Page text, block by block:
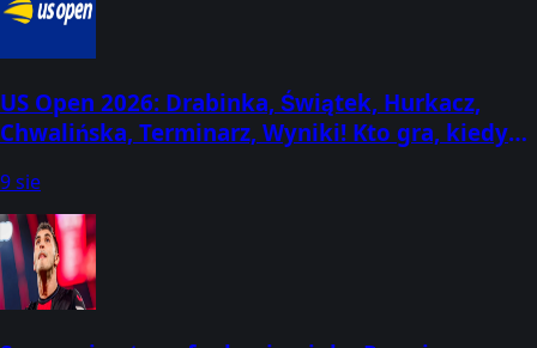
US Open 2026: Drabinka, Świątek, Hurkacz,
Chwalińska, Terminarz, Wyniki! Kto gra, kiedy
9 sie